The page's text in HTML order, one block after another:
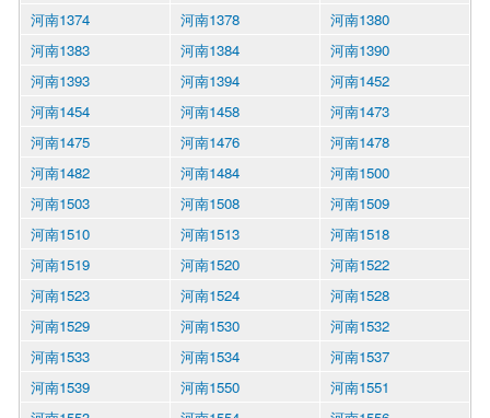
河南1374
河南1378
河南1380
河南1383
河南1384
河南1390
河南1393
河南1394
河南1452
河南1454
河南1458
河南1473
河南1475
河南1476
河南1478
河南1482
河南1484
河南1500
河南1503
河南1508
河南1509
河南1510
河南1513
河南1518
河南1519
河南1520
河南1522
河南1523
河南1524
河南1528
河南1529
河南1530
河南1532
河南1533
河南1534
河南1537
河南1539
河南1550
河南1551